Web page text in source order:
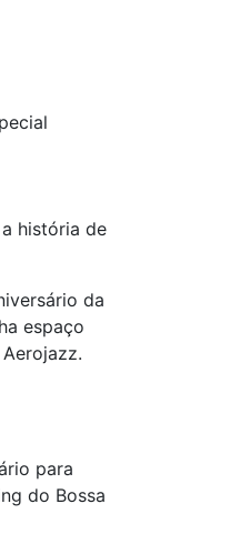
história de
da
espaço
para
do Bossa